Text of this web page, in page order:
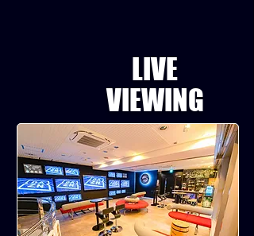
LIVE
​VIEWING